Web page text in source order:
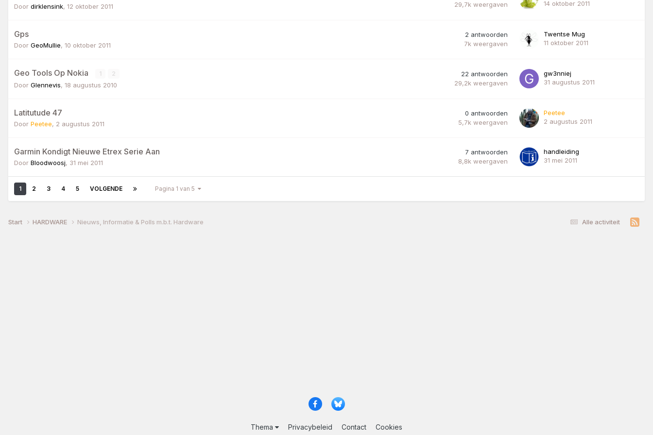
Door dirklensink, 12 oktober 2011 29,7k weergaven 14 oktober 2011
Gps
Door GeoMullie, 10 oktober 2011
2 antwoorden
7k weergaven
Twentse Mug
11 oktober 2011
Geo Tools Op Nokia 1 2
Door Glennevis, 18 augustus 2010
22 antwoorden
29,2k weergaven
gw3nniej
31 augustus 2011
Latitutude 47
Door Peetee, 2 augustus 2011
0 antwoorden
5,7k weergaven
Peetee
2 augustus 2011
Garmin Kondigt Nieuwe Etrex Serie Aan
Door Bloodwoosj, 31 mei 2011
7 antwoorden
8,8k weergaven
handleiding
31 mei 2011
1 2 3 4 5 VOLGENDE Pagina 1 van 5
Alle activiteit
Start HARDWARE Nieuws, Informatie & Polls m.b.t. Hardware
Thema Privacybeleid Contact Cookies